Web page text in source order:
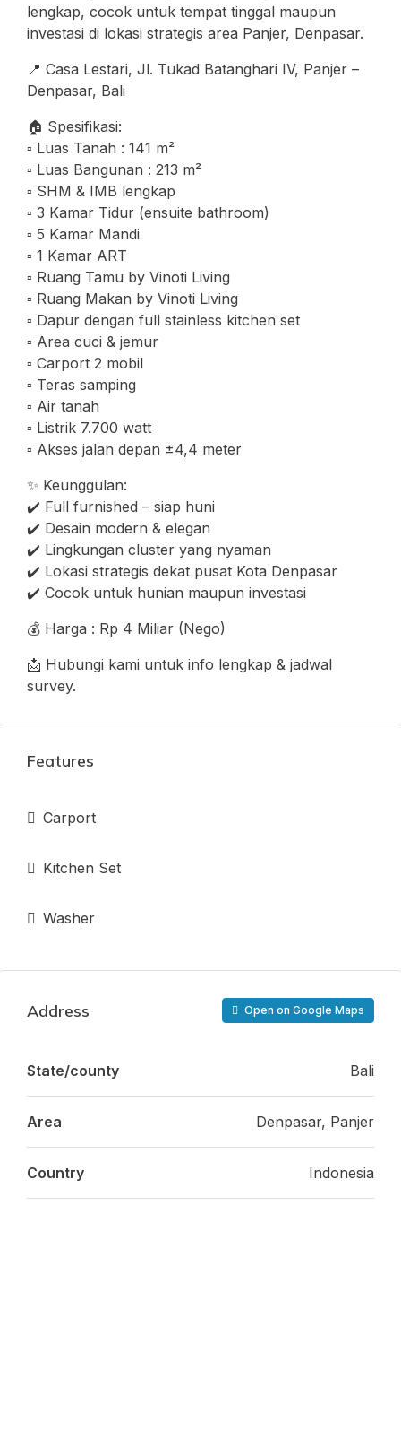
lengkap, cocok untuk tempat tinggal maupun
investasi di lokasi strategis area Panjer, Denpasar.
📍 Casa Lestari, Jl. Tukad Batanghari IV, Panjer –
Denpasar, Bali
🏠 Spesifikasi:
▫️ Luas Tanah : 141 m²
▫️ Luas Bangunan : 213 m²
▫️ SHM & IMB lengkap
▫️ 3 Kamar Tidur (ensuite bathroom)
▫️ 5 Kamar Mandi
▫️ 1 Kamar ART
▫️ Ruang Tamu by Vinoti Living
▫️ Ruang Makan by Vinoti Living
▫️ Dapur dengan full stainless kitchen set
▫️ Area cuci & jemur
▫️ Carport 2 mobil
▫️ Teras samping
▫️ Air tanah
▫️ Listrik 7.700 watt
▫️ Akses jalan depan ±4,4 meter
✨ Keunggulan:
✔️ Full furnished – siap huni
✔️ Desain modern & elegan
✔️ Lingkungan cluster yang nyaman
✔️ Lokasi strategis dekat pusat Kota Denpasar
✔️ Cocok untuk hunian maupun investasi
💰 Harga : Rp 4 Miliar (Nego)
📩 Hubungi kami untuk info lengkap & jadwal
survey.
Features
Carport
Kitchen Set
Washer
Address Open on Google Maps
State/county Bali
Area Denpasar, Panjer
Country Indonesia